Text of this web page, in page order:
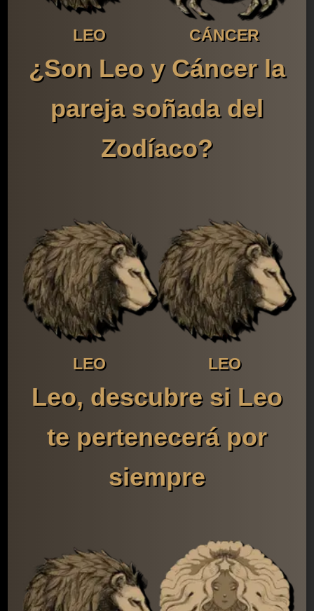
LEO CÁNCER
¿Son Leo y Cáncer la
pareja soñada del
Zodíaco?
LEO LEO
Leo, descubre si Leo
te pertenecerá por
siempre